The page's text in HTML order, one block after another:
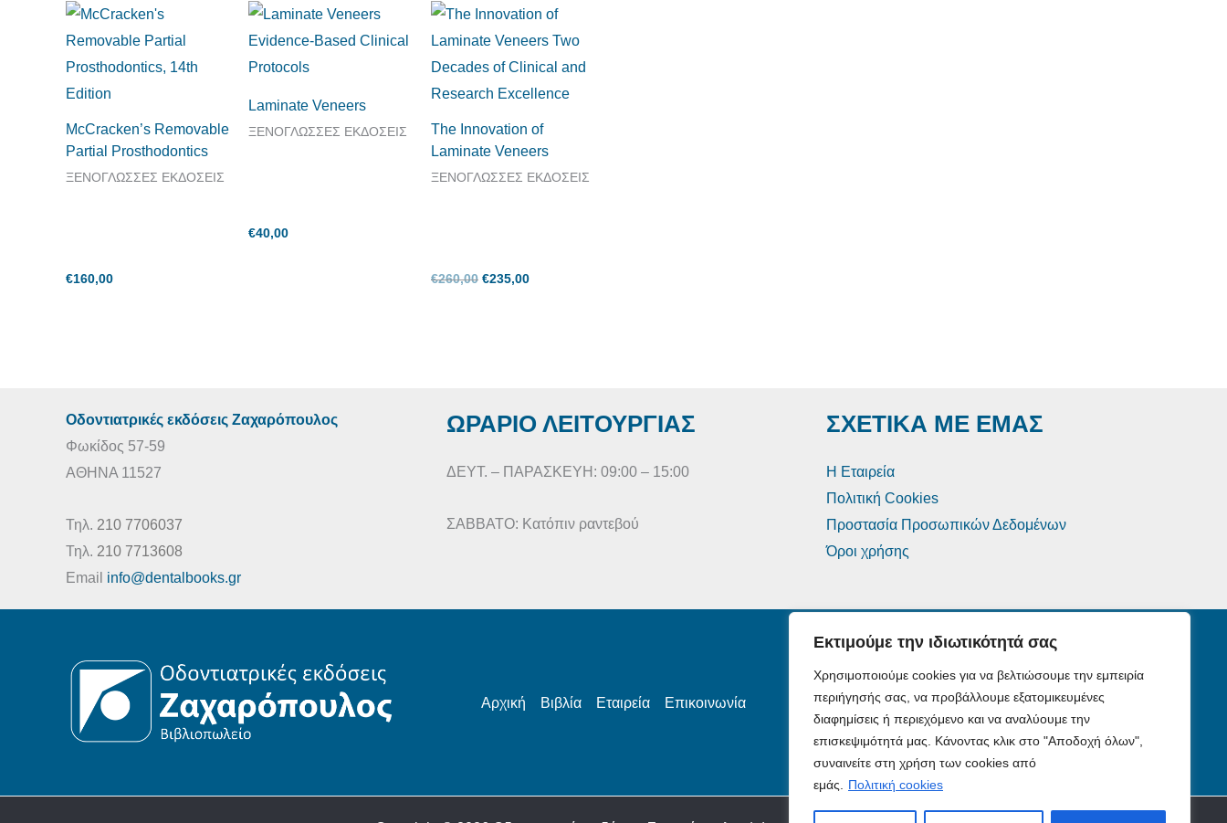
Εκτιμούμε την ιδιωτικότητά σας
Χρησιμοποιούμε cookies για να βελτιώσουμε την εμπειρία
περιήγησής σας, να προβάλλουμε εξατομικευμένες
διαφημίσεις ή περιεχόμενο και να αναλύουμε την
επισκεψιμότητά μας. Κάνοντας κλικ στο "Αποδοχή όλων",
συναινείτε στη χρήση των cookies από
εμάς.
Πολιτική cookies
McCracken’s Removable
Partial Prosthodontics
ΞΕΝΟΓΛΩΣΣΕΣ ΕΚΔΟΣΕΙΣ
€160,00
Laminate Veneers
ΞΕΝΟΓΛΩΣΣΕΣ ΕΚΔΟΣΕΙΣ
€40,00
The Innovation of
Laminate Veneers
ΞΕΝΟΓΛΩΣΣΕΣ ΕΚΔΟΣΕΙΣ
€260,00
Original
was:
€260,00.
€235,00
Η
τιμή
είναι:
€235,00.
Οδοντιατρικές εκδόσεις Ζαχαρόπουλος
Φωκίδος 57-59
ΑΘΗΝΑ 11527
Τηλ. 210 7706037
Τηλ. 210 7713608
Email info@dentalbooks.gr
ΩΡΑΡΙΟ ΛΕΙΤΟΥΡΓΙΑΣ
ΔΕΥΤ. – ΠΑΡΑΣΚΕΥΗ: 09:00 – 15:00
ΣΑΒΒΑΤΟ: Κατόπιν ραντεβού
ΣΧΕΤΙΚΑ ΜΕ ΕΜΑΣ
Η Εταιρεία
Πολιτική Cookies
Προστασία Προσωπικών Δεδομένων
Όροι χρήσης
Αρχική Βιβλία Εταιρεία Επικοινωνία